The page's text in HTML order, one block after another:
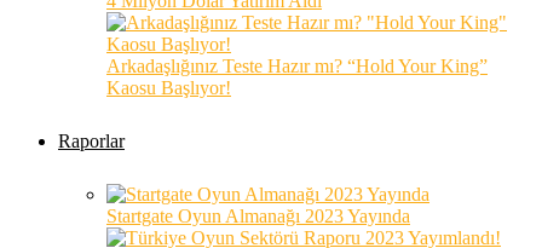
Arkadaşlığınız Teste Hazır mı? “Hold Your King”
Kaosu Başlıyor!
Raporlar
Startgate Oyun Almanağı 2023 Yayında